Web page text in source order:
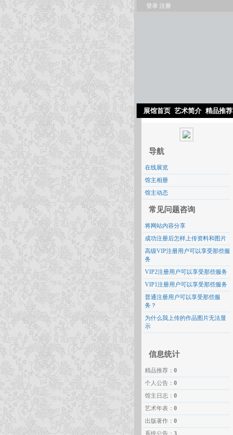
登录 注册
展馆首页 艺术简介 精品推荐
导航
在线展览
馆主相册
馆主动态
常见问题咨询
将网站内容分享
成功注册后怎样上传资料和图片
高级VIP注册用户可以享受那些服
务
VIP2注册用户可以享受那些服务
VIP1注册用户可以享受那些服务
普通注册用户可以享受那些服
务？
为什么我上传的作品图片无法显
示
信息统计
精品推荐： 0
个人公告： 0
馆主日志： 0
艺术年表： 0
出版著作： 0
系统公告： 3